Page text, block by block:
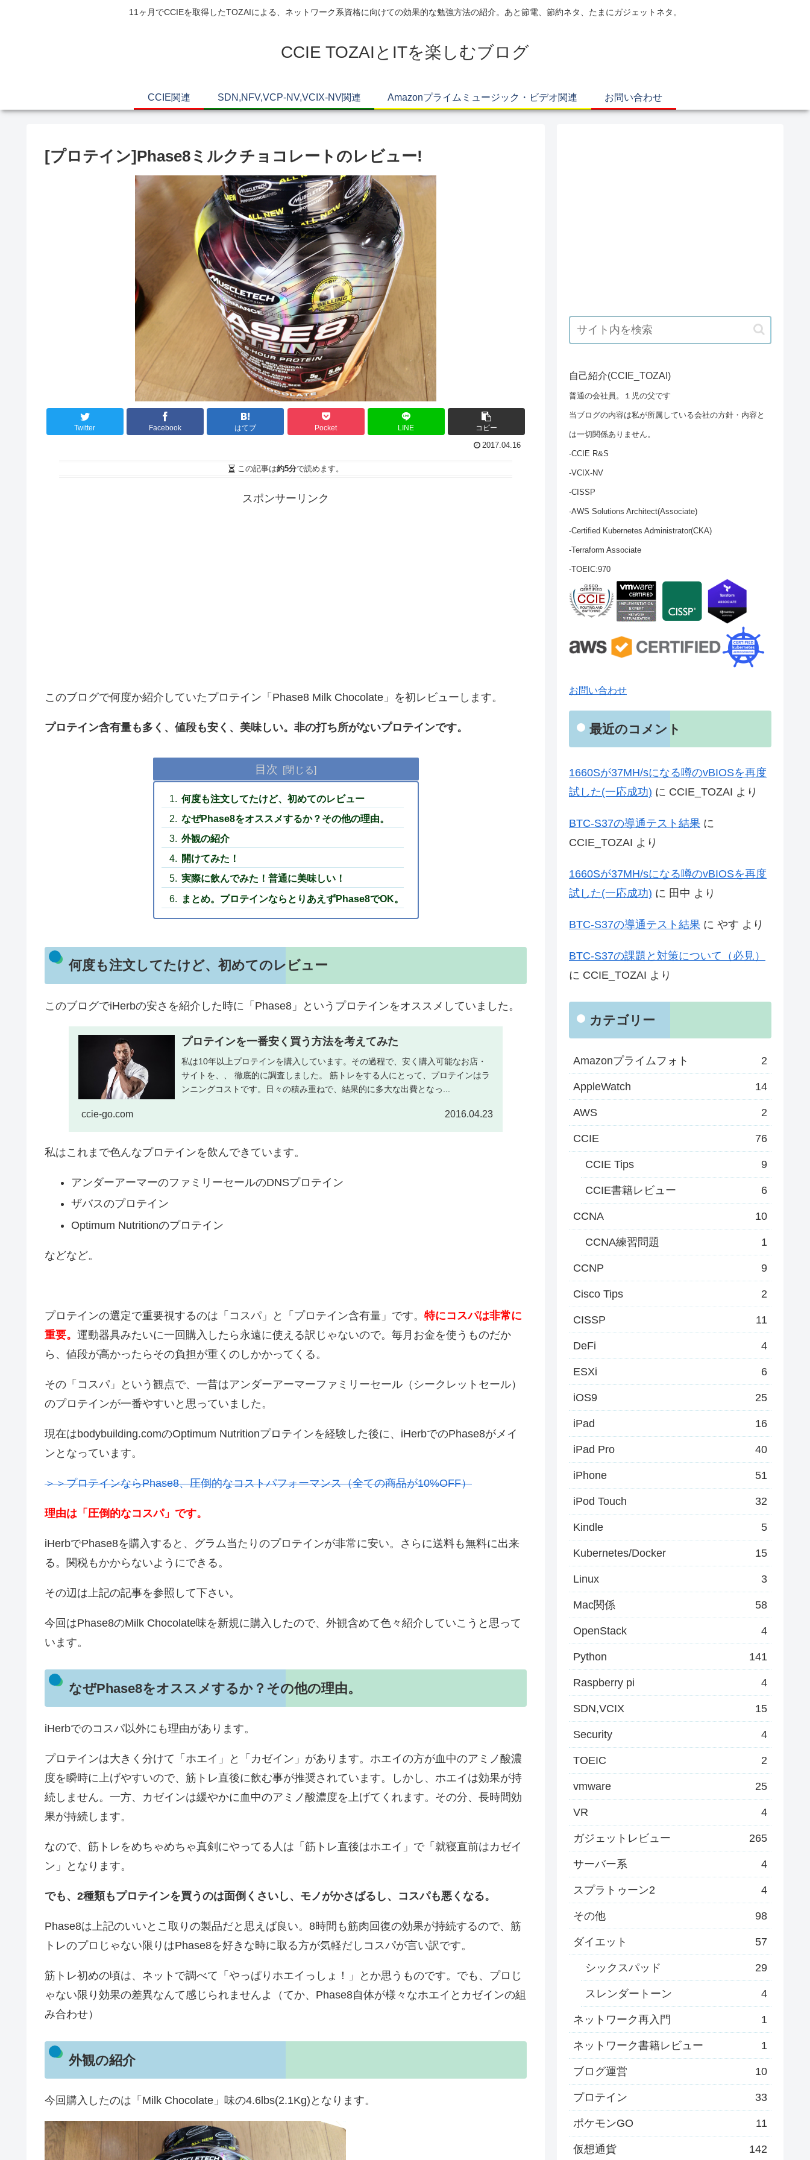
11ヶ月でCCIEを取得したTOZAIによる、ネットワーク系資格に向けての効果的な勉強方法の紹介。あと節電、節約ネタ、たまにガジェットネタ。
CCIE TOZAIとITを楽しむブログ
CCIE関連 SDN,NFV,VCP-NV,VCIX-NV関連 Amazonプライムミュージック・ビデオ関連 お問い合わせ
[プロテイン]Phase8ミルクチョコレートのレビュー!
Twitter Facebook はてブ Pocket LINE コピー
2017.04.16
この記事は約5分で読めます。
スポンサーリンク
このブログで何度か紹介していたプロテイン「Phase8 Milk Chocolate」を初レビューします。
プロテイン含有量も多く、値段も安く、美味しい。非の打ち所がないプロテインです。
目次
何度も注文してたけど、初めてのレビュー
なぜPhase8をオススメするか？その他の理由。
外観の紹介
開けてみた！
実際に飲んでみた！普通に美味しい！
まとめ。プロテインならとりあえずPhase8でOK。
何度も注文してたけど、初めてのレビュー
このブログでiHerbの安さを紹介した時に「Phase8」というプロテインをオススメしていました。
プロテインを一番安く買う方法を考えてみた
私は10年以上プロテインを購入しています。その過程で、安く購入可能なお店・
サイトを、、 徹底的に調査しました。 筋トレをする人にとって、プロテインはラ
ンニングコストです。日々の積み重ねで、結果的に多大な出費となっ...
ccie-go.com 2016.04.23
私はこれまで色んなプロテインを飲んできています。
アンダーアーマーのファミリーセールのDNSプロテイン
ザバスのプロテイン
Optimum Nutritionのプロテイン
などなど。
プロテインの選定で重要視するのは「コスパ」と「プロテイン含有量」です。 特にコスパは非常に
重要。 運動器具みたいに一回購入したら永遠に使える訳じゃないので。毎月お金を使うものだか
ら、値段が高かったらその負担が重くのしかかってくる。
その「コスパ」という観点で、一昔はアンダーアーマーファミリーセール（シークレットセール）
のプロテインが一番やすいと思っていました。
現在はbodybuilding.comのOptimum Nutritionプロテインを経験した後に、iHerbでのPhase8がメイ
ンとなっています。
＞＞プロテインならPhase8、圧倒的なコストパフォーマンス（全ての商品が10%OFF）
理由は「圧倒的なコスパ」です。
iHerbでPhase8を購入すると、グラム当たりのプロテインが非常に安い。さらに送料も無料に出来
る。関税もかからないようにできる。
その辺は上記の記事を参照して下さい。
今回はPhase8のMilk Chocolate味を新規に購入したので、外観含めて色々紹介していこうと思って
います。
なぜPhase8をオススメするか？その他の理由。
iHerbでのコスパ以外にも理由があります。
プロテインは大きく分けて「ホエイ」と「カゼイン」があります。ホエイの方が血中のアミノ酸濃
度を瞬時に上げやすいので、筋トレ直後に飲む事が推奨されています。しかし、ホエイは効果が持
続しません。一方、カゼインは緩やかに血中のアミノ酸濃度を上げてくれます。その分、長時間効
果が持続します。
なので、筋トレをめちゃめちゃ真剣にやってる人は「筋トレ直後はホエイ」で「就寝直前はカゼイ
ン」となります。
でも、2種類もプロテインを買うのは面倒くさいし、モノがかさばるし、コスパも悪くなる。
Phase8は上記のいいとこ取りの製品だと思えば良い。8時間も筋肉回復の効果が持続するので、筋
トレのプロじゃない限りはPhase8を好きな時に取る方が気軽だしコスパが言い訳です。
筋トレ初めの頃は、ネットで調べて「やっぱりホエイっしょ！」とか思うものです。でも、プロじ
ゃない限り効果の差異なんて感じられませんよ（てか、Phase8自体が様々なホエイとカゼインの組
み合わせ）
外観の紹介
今回購入したのは「Milk Chocolate」味の4.6lbs(2.1Kg)となります。
自己紹介(CCIE_TOZAI)
普通の会社員。１児の父です
当ブログの内容は私が所属している会社の方針・内容と
は一切関係ありません。
-CCIE R&S
-VCIX-NV
-CISSP
-AWS Solutions Architect(Associate)
-Certified Kubernetes Administrator(CKA)
-Terraform Associate
-TOEIC:970
お問い合わせ
最近のコメント
1660Sが37MH/sになる噂のvBIOSを再度
試した(一応成功) に CCIE_TOZAI より
BTC-S37の導通テスト結果 に
CCIE_TOZAI より
1660Sが37MH/sになる噂のvBIOSを再度
試した(一応成功) に 田中 より
BTC-S37の導通テスト結果 に やす より
BTC-S37の課題と対策について（必見）
に CCIE_TOZAI より
カテゴリー
Amazonプライムフォト 2
AppleWatch 14
AWS 2
CCIE 76
CCIE Tips 9
CCIE書籍レビュー 6
CCNA 10
CCNA練習問題 1
CCNP 9
Cisco Tips 2
CISSP 11
DeFi 4
ESXi 6
iOS9 25
iPad 16
iPad Pro 40
iPhone 51
iPod Touch 32
Kindle 5
Kubernetes/Docker 15
Linux 3
Mac関係 58
OpenStack 4
Python 141
Raspberry pi 4
SDN,VCIX 15
Security 4
TOEIC 2
vmware 25
VR 4
ガジェットレビュー 265
サーバー系 4
スプラトゥーン2 4
その他 98
ダイエット 57
シックスパッド 29
スレンダートーン 4
ネットワーク再入門 1
ネットワーク書籍レビュー 1
ブログ運営 10
プロテイン 33
ポケモンGO 11
仮想通貨 142